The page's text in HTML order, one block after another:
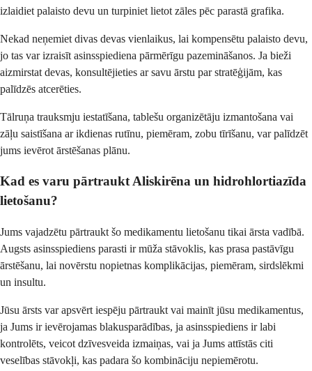
izlaidiet palaisto devu un turpiniet lietot zāles pēc parastā grafika.
Nekad neņemiet divas devas vienlaikus, lai kompensētu palaisto devu,
jo tas var izraisīt asinsspiediena pārmērīgu pazemināšanos. Ja bieži
aizmirstat devas, konsultējieties ar savu ārstu par stratēģijām, kas
palīdzēs atcerēties.
Tālruņa trauksmju iestatīšana, tablešu organizētāju izmantošana vai
zāļu saistīšana ar ikdienas rutīnu, piemēram, zobu tīrīšanu, var palīdzēt
jums ievērot ārstēšanas plānu.
Kad es varu pārtraukt Aliskirēna un hidrohlortiazīda
lietošanu?
Jums vajadzētu pārtraukt šo medikamentu lietošanu tikai ārsta vadībā.
Augsts asinsspiediens parasti ir mūža stāvoklis, kas prasa pastāvīgu
ārstēšanu, lai novērstu nopietnas komplikācijas, piemēram, sirdslēkmi
un insultu.
Jūsu ārsts var apsvērt iespēju pārtraukt vai mainīt jūsu medikamentus,
ja Jums ir ievērojamas blakusparādības, ja asinsspiediens ir labi
kontrolēts, veicot dzīvesveida izmaiņas, vai ja Jums attīstās citi
veselības stāvokļi, kas padara šo kombināciju nepiemērotu.